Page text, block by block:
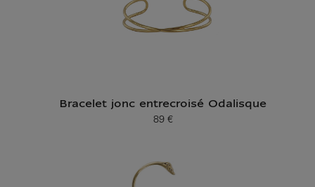
Bracelet jonc entrecroisé Odalisque
Prix ​​actuel
89 €